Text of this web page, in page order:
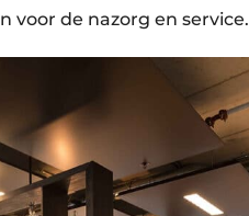
voor de nazorg en service.